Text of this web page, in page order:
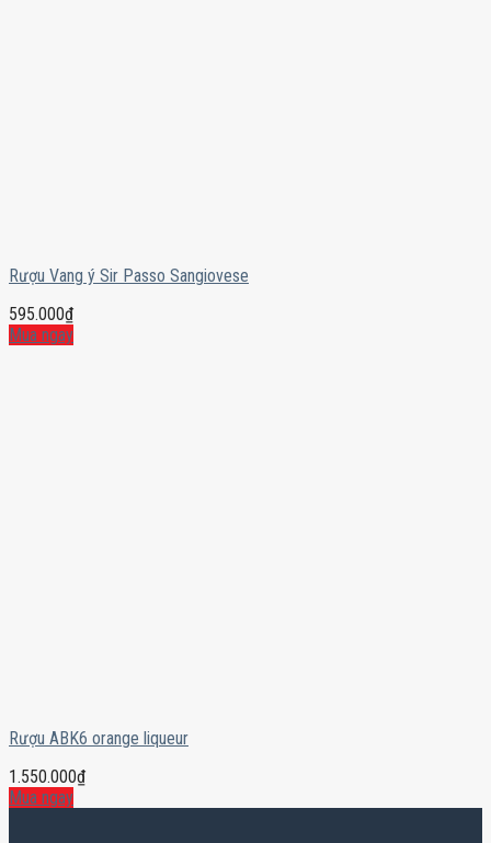
Rượu Vang ý Sir Passo Sangiovese
595.000₫
Mua ngay
Rượu ABK6 orange liqueur
1.550.000₫
Mua ngay